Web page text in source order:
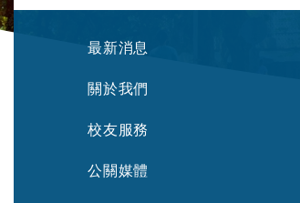
最新消息
關於我們
校友服務
公關媒體